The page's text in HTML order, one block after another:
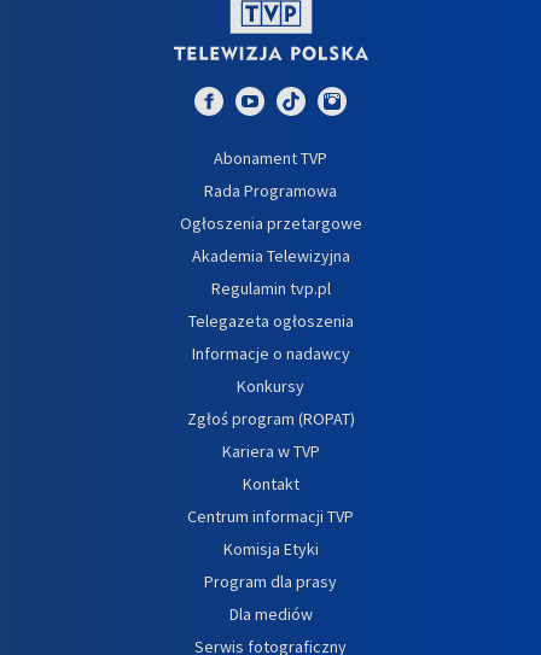
Abonament TVP
Rada Programowa
Ogłoszenia przetargowe
Akademia Telewizyjna
Regulamin tvp.pl
Telegazeta ogłoszenia
Informacje o nadawcy
Konkursy
Zgłoś program (ROPAT)
Kariera w TVP
Kontakt
Centrum informacji TVP
Komisja Etyki
Program dla prasy
Dla mediów
Serwis fotograficzny